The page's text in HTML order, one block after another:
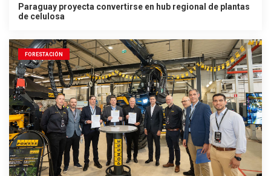
Paraguay proyecta convertirse en hub regional de plantas
de celulosa
FORESTACIÓN